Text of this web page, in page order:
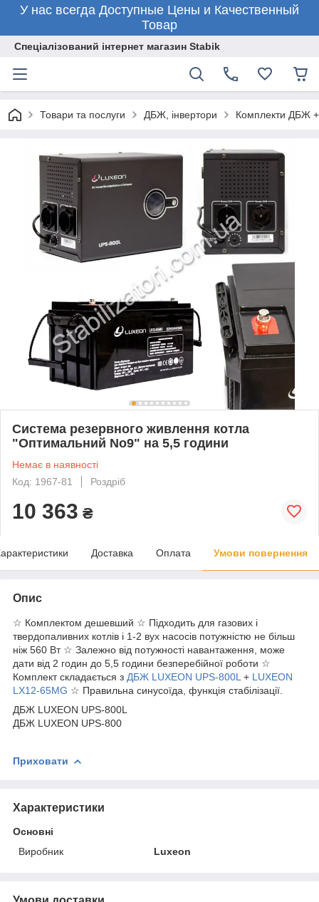
У нас всегда Доступные Цены и Качественный
Товар
Спеціалізований інтернет магазин Stabik
Товари та послуги ДБЖ, інвертори Комплекти ДБЖ
Система резервного живлення котла
"Оптимальний No9" на 5,5 години
Немає в наявності
Код: 1967-81
Роздріб
10 363 ₴
Доставка Оплата Умови повернення
Опис
☆ Комплектом дешевший ☆ Підходить для газових і
твердопаливних котлів і 1-2 вух насосів потужністю не більш
ніж 560 Вт ☆ Залежно від потужності навантаження, може
дати від 2 годин до 5,5 години безперебійної роботи ☆
Комплект складається з ДБЖ LUXEON UPS-800L + LUXEON
LX12-65MG ☆ Правильна синусоїда, функція стабілізації.
ДБЖ LUXEON UPS-800L
ДБЖ LUXEON UPS-800
Приховати
Характеристики
Основні
Виробник
Luxeon